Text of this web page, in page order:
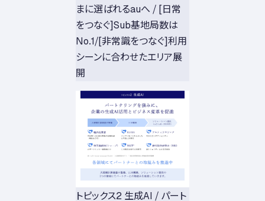
まに選ばれるauへ / [日常
をつなぐ]Sub基地局数は
No.1/[非常識をつなぐ]利用
シーンに合わせたエリア展
開
トピックス2 生成AI / パート